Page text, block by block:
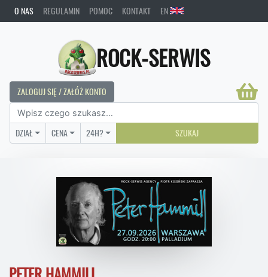
O NAS REGULAMIN POMOC KONTAKT EN
ROCK-SERWIS
ZALOGUJ SIĘ / ZAŁÓŻ KONTO
DZIAŁ CENA 24H? SZUKAJ